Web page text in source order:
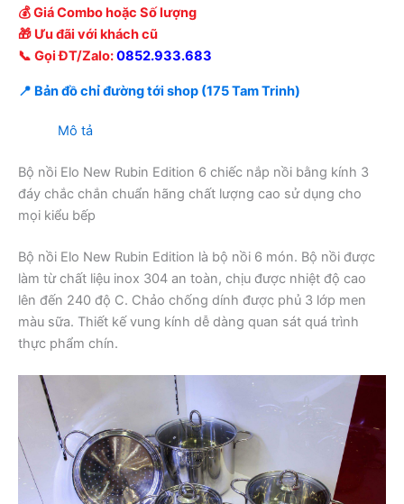
💰 Giá Combo hoặc Số lượng
🎁 Ưu đãi với khách cũ
📞 Gọi ĐT/Zalo:0852.933.683
📍 Bản đồ chỉ đường tới shop (175 Tam Trinh)
Mô tả
Bộ nồi Elo New Rubin Edition 6 chiếc nắp nồi bằng kính 3
đáy chắc chắn chuẩn hãng chất lượng cao sử dụng cho
mọi kiểu bếp
Bộ nồi Elo New Rubin Edition là bộ nồi 6 món. Bộ nồi được
làm từ chất liệu inox 304 an toàn, chịu được nhiệt độ cao
lên đến 240 độ C. Chảo chống dính được phủ 3 lớp men
màu sữa. Thiết kế vung kính dễ dàng quan sát quá trình
thực phẩm chín.